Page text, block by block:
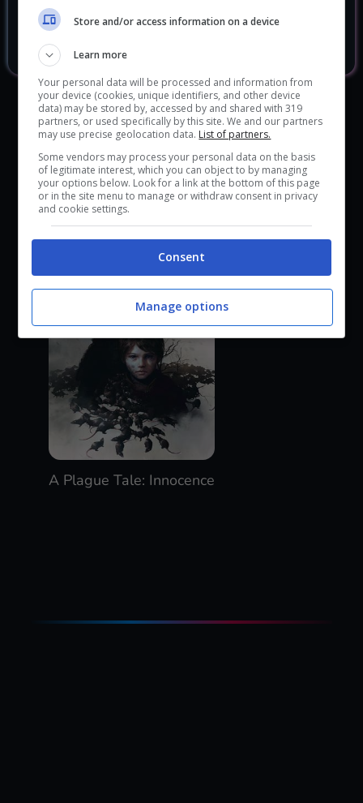
GreedFall
GIOCHI SIMILI
A Plague Tale: Innocence
Store and/or access information on a device
Learn more
Your personal data will be processed and information from
your device (cookies, unique identifiers, and other device
data) may be stored by, accessed by and shared with 319
partners, or used specifically by this site. We and our partners
may use precise geolocation data. List of partners.
Some vendors may process your personal data on the basis
of legitimate interest, which you can object to by managing
your options below. Look for a link at the bottom of this page
or in the site menu to manage or withdraw consent in privacy
and cookie settings.
Consent
Manage options